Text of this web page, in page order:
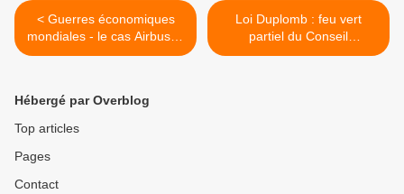
< Guerres économiques
mondiales - le cas Airbus et
la prise de contrôle de
Loi Duplomb : feu vert
partiel du Conseil
constitutionnel, rejet du
Hébergé par Overblog
Top articles
Pages
Contact